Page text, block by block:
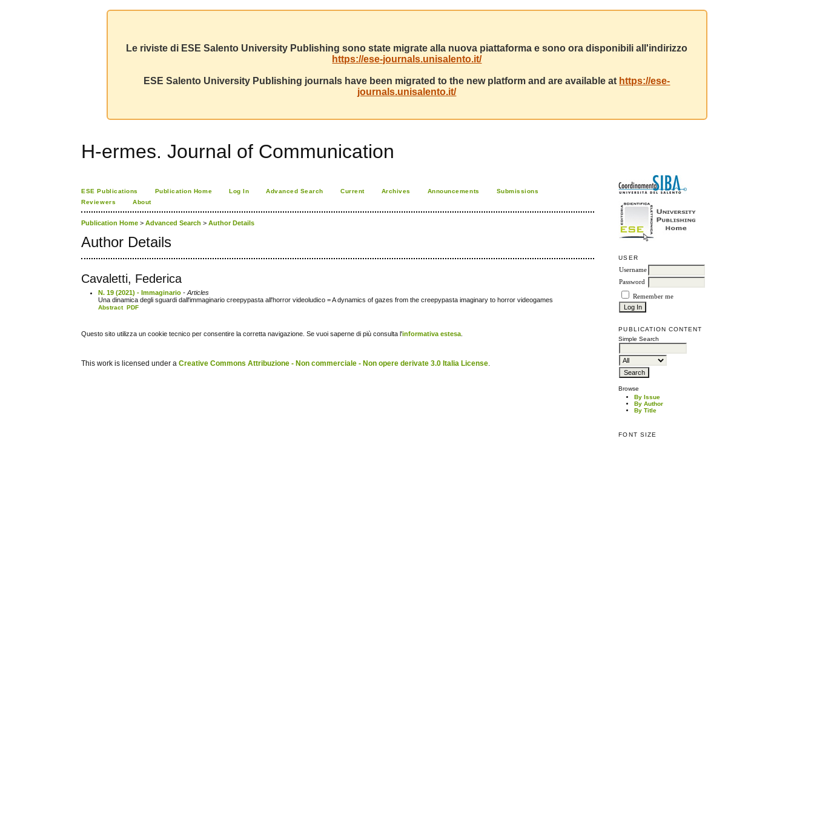
Le riviste di ESE Salento University Publishing sono state migrate alla nuova piattaforma e sono ora disponibili all'indirizzo
https://ese-journals.unisalento.it/
ESE Salento University Publishing journals have been migrated to the new platform and are available at https://ese-
journals.unisalento.it/
H-ermes. Journal of Communication
USER
Username
Password
Remember me
PUBLICATION CONTENT
Simple Search
Browse
By Issue
By Author
By Title
FONT SIZE
ESE Publications Publication Home Log In Advanced Search Current Archives Announcements
Submissions
Reviewers
About
Publication Home >Advanced Search >Author Details
Author Details
Cavaletti, Federica
N. 19 (2021) - Immaginario - Articles
Una dinamica degli sguardi dall'immaginario creepypasta all'horror videoludico = A dynamics of gazes from the creepypasta imaginary to horror videogames
Abstract PDF
Questo sito utilizza un cookie tecnico per consentire la corretta navigazione. Se vuoi saperne di più consulta l'informativa estesa
This work is licensed under aCreative Commons Attribuzione - Non commerciale - Non opere derivate 3.0 Italia License.